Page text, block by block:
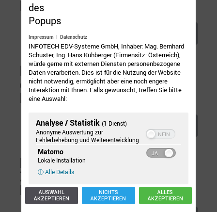
Fremdsprachenpakete
Einziehungsauftrag
einrichten oder
Bankverbindung ändern
Einwilligung zur
Zusendung der
Rechnungen per E-Mail
Impressum | Datenschutz
INFOTECH EDV-Systeme GmbH, Inhaber: Mag. Bernhard
Schuster, Ing. Hans Kühberger (Firmensitz: Österreich),
würde gerne mit externen Diensten personenbezogene
Daten verarbeiten. Dies ist für die Nutzung der Website
nicht notwendig, ermöglicht aber eine noch engere
Interaktion mit Ihnen. Falls gewünscht, treffen Sie bitte
eine Auswahl:
Analyse / Statistik (1 Dienst)
Anonyme Auswertung zur
Fehlerbehebung und Weiterentwicklung
Matomo
Lokale Installation
ⓘ Alle Details
AUSWAHL
AKZEPTIEREN
NICHTS
AKZEPTIEREN
ALLES
AKZEPTIEREN